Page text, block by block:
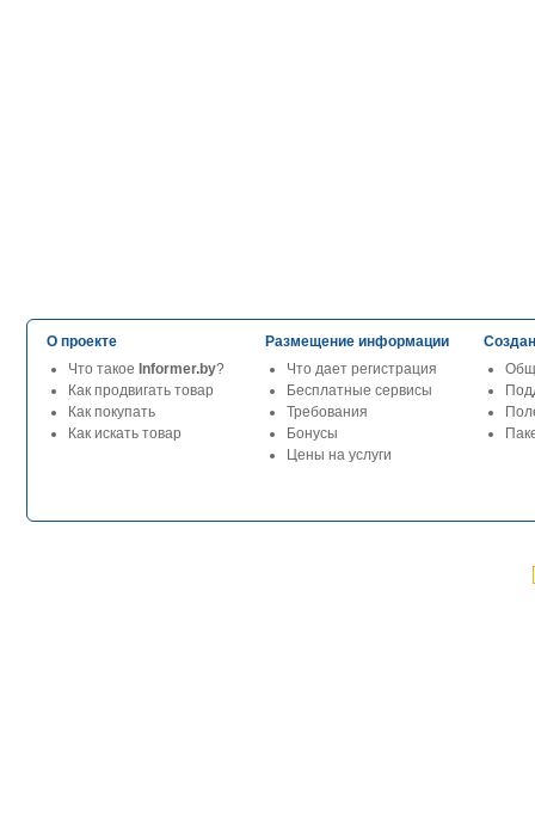
О проекте
Что такое Informer.by?
Как продвигать товар
Как покупать
Как искать товар
Размещение информации
Что дает регистрация
Бесплатные сервисы
Требования
Бонусы
Цены на услуги